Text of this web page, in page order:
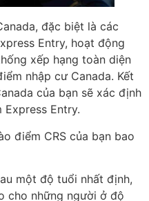
đặc biệt là các
Entry, hoạt động
xếp hạng toàn diện
nhập cư Canada. Kết
của bạn sẽ xác định
Entry.
điểm CRS của bạn bao
một độ tuổi nhất định,
cho những người ở độ